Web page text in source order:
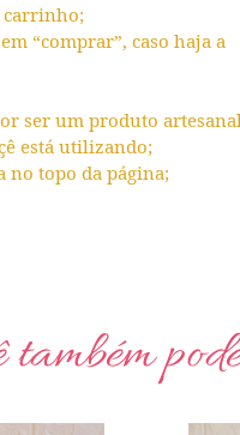
carrinho;
“comprar”, caso haja a
ser um produto
está utilizando;
no topo da página;
também